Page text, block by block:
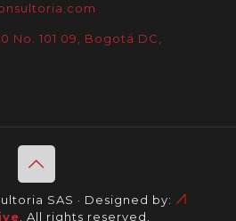
No. 101 09, Bogotá DC,
SAS · Designed by:
. All rights reserved.